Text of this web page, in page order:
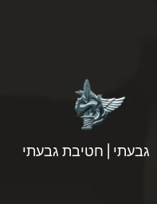
גבעתי | חטיבת גבעתי